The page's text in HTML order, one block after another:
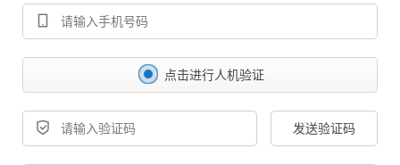
点击进行人机验证
发送验证码